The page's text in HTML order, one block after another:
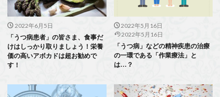
2022年6月5日
「うつ病患者」の皆さま、食事だ
けはしっかり取りましょう！栄養
価の高いアボカドは超お勧めで
す！
2022年5月16日
2022年5月16日
「うつ病」などの精神疾患の治療
の一環である「作業療法」と
は…？